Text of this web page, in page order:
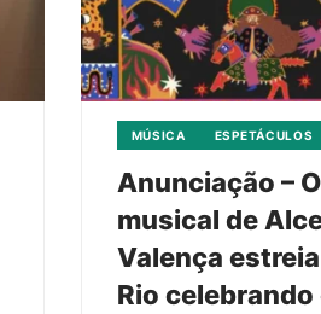
MÚSICA ESPETÁCULOS
Anunciação – O
musical de
Valença
Rio celebrando